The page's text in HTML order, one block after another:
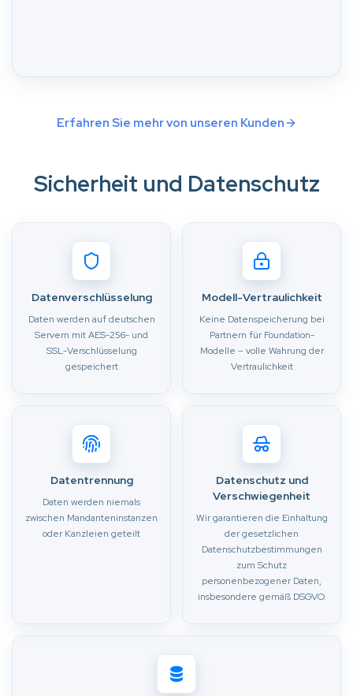
Erfahren Sie mehr von unseren Kunden
Sicherheit und Datenschutz
Datenverschlüsselung
Daten werden auf deutschen
Servern mit AES-256- und
SSL-Verschlüsselung
gespeichert
Modell-Vertraulichkeit
Keine Datenspeicherung bei
Partnern für Foundation-
Modelle – volle Wahrung der
Vertraulichkeit
Datentrennung
Daten werden niemals
zwischen Mandanteninstanzen
oder Kanzleien geteilt
Datenschutz und
Verschwiegenheit
Wir garantieren die Einhaltung
der gesetzlichen
Datenschutzbestimmungen
zum Schutz
personenbezogener Daten,
insbesondere gemäß DSGVO.